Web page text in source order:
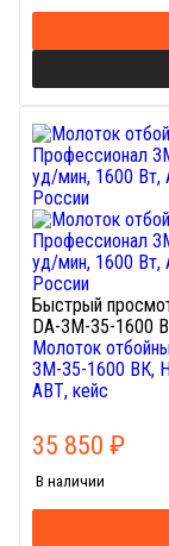
Быстрый
DA-ЗМ-35-1600
Молоток
ЗМ-35-1600 ВК,
АВТ, кейс
35 850 ₽
В наличии